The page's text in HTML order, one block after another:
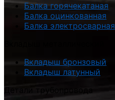
Балка горячекатаная
Балка оцинкованная
Балка электросварная
Вкладыш бронзовый
Вкладыш латунный
Детали трубопровода